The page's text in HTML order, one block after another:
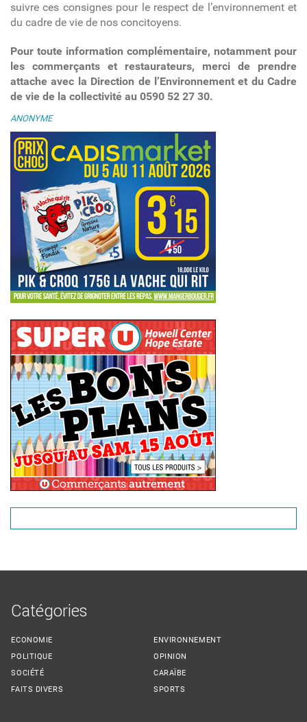
suivre ces consignes pour le respect de l’environnement et
du cadre de vie de nos concitoyens.
Pour toute information complémentaire, notamment pour
les commerçants et restaurateurs, merci de prendre
attache avec la Direction de l’Environnement et du Cadre
de vie de la collectivité au 0590 52 27 30.
ANONYME
Catégories
ECONOMIE
POLITIQUE
SOCIÉTÉ
FAITS DIVERS
ENVIRONNEMENT
OPINION
CARAÏBE
SPORTS